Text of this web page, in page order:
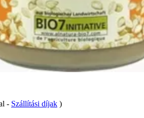
- Szállítási díjak )